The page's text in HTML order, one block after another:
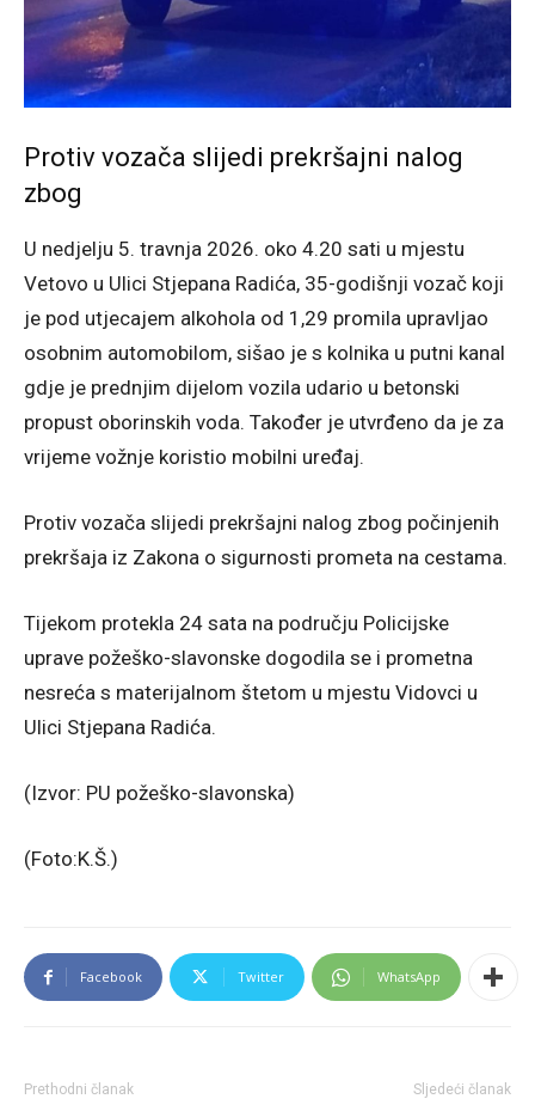
Protiv vozača slijedi prekršajni nalog
zbog
U nedjelju 5. travnja 2026. oko 4.20 sati u mjestu
Vetovo u Ulici Stjepana Radića, 35-godišnji vozač koji
je pod utjecajem alkohola od 1,29 promila upravljao
osobnim automobilom, sišao je s kolnika u putni kanal
gdje je prednjim dijelom vozila udario u betonski
propust oborinskih voda. Također je utvrđeno da je za
vrijeme vožnje koristio mobilni uređaj.
Protiv vozača slijedi prekršajni nalog zbog počinjenih
prekršaja iz Zakona o sigurnosti prometa na cestama.
Tijekom protekla 24 sata na području Policijske
uprave požeško-slavonske dogodila se i prometna
nesreća s materijalnom štetom u mjestu Vidovci u
Ulici Stjepana Radića.
(Izvor: PU požeško-slavonska)
(Foto:K.Š.)
Facebook Twitter WhatsApp
Prethodni članak Sljedeći članak